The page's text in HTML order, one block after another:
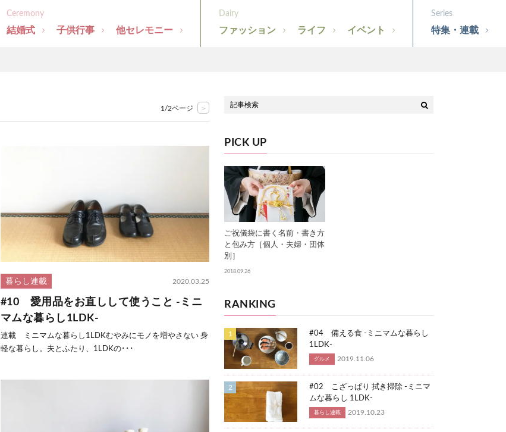
結婚式 子供行事 他セレモニー ファッション ライフ イベント 特集・連載
1/2ページ >
暮らし連載 2020.03.25
#10 愛用品をお直しして使うこと -ミニ
マムな暮らし1LDK-
連載 ミニマムな暮らし1LDKむやみにモノを増やさない 身
軽な暮らし。夫とふたり、1LDKの･･･
PICK UP
ご祝儀袋に書く名前・書き方
と包み方［個人・夫婦・団体
別］
2018.09.26
RANKING
#04 備える食 -ミニマムな暮らし
1LDK-
グルメ 2019.11.06
#02 こざっぱり 拭き掃除 -ミニマ
ムな暮らし 1LDK-
暮らし連載 2019.10.23